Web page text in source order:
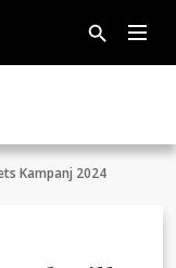
Kampanj 2024